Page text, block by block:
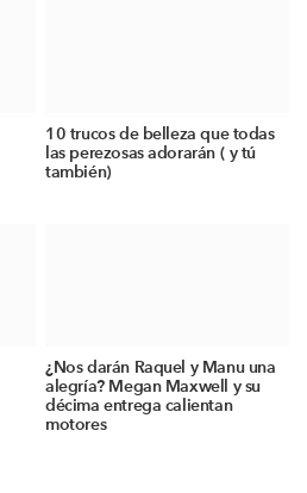
10 trucos de belleza que todas
las perezosas adorarán ( y tú
también)
¿Nos darán Raquel y Manu una
alegría? Megan Maxwell y su
décima entrega calientan
motores